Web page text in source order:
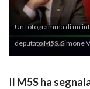
Un fotogramma di un
deputato M5S, Simone
Il M5S ha